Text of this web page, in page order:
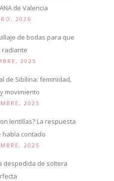
de Valencia
2026
de bodas para que
radiante
2025
de Sibilina: feminidad,
movimiento
2025
lentillas? La respuesta
había contado
2025
despedida de soltera